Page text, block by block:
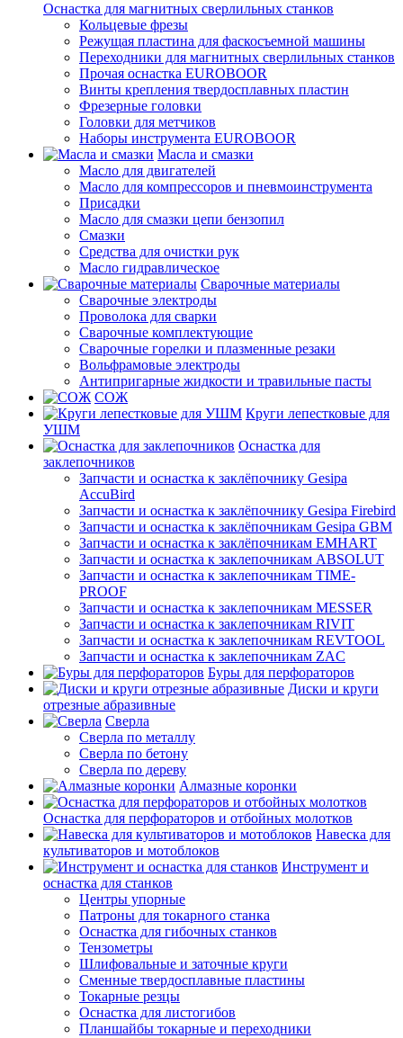
Оснастка для магнитных сверлильных станков
Кольцевые фрезы
Режущая пластина для фаскосъемной машины
Переходники для магнитных сверлильных станков
Прочая оснастка EUROBOOR
Винты крепления твердосплавных пластин
Фрезерные головки
Головки для метчиков
Наборы инструмента EUROBOOR
Масла и смазки
Масло для двигателей
Масло для компрессоров и пневмоинструмента
Присадки
Масло для смазки цепи бензопил
Смазки
Средства для очистки рук
Масло гидравлическое
Сварочные материалы
Сварочные электроды
Проволока для сварки
Сварочные комплектующие
Сварочные горелки и плазменные резаки
Вольфрамовые электроды
Антипригарные жидкости и травильные пасты
СОЖ
Круги лепестковые для
УШМ
Оснастка для
заклепочников
Запчасти и оснастка к заклёпочнику Gesipa
AccuBird
Запчасти и оснастка к заклёпочнику Gesipa Firebird
Запчасти и оснастка к заклёпочникам Gesipa GBM
Запчасти и оснастка к заклёпочникам EMHART
Запчасти и оснастка к заклепочникам ABSOLUT
Запчасти и оснастка к заклепочникам TIME-
PROOF
Запчасти и оснастка к заклепочникам MESSER
Запчасти и оснастка к заклепочникам RIVIT
Запчасти и оснастка к заклепочникам REVTOOL
Запчасти и оснастка к заклепочникам ZAC
Буры для перфораторов
Диски и круги
отрезные абразивные
Сверла
Сверла по металлу
Сверла по бетону
Сверла по дереву
Алмазные коронки
Оснастка для перфораторов и отбойных молотков
Навеска для
культиваторов и мотоблоков
Инструмент и
оснастка для станков
Центры упорные
Патроны для токарного станка
Оснастка для гибочных станков
Тензометры
Шлифовальные и заточные круги
Сменные твердосплавные пластины
Токарные резцы
Оснастка для листогибов
Планшайбы токарные и переходники